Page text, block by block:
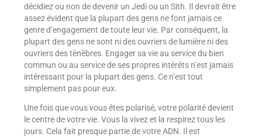
décidiez ou non de devenir un Jedi ou un Sith. Il devrait être
assez évident que la plupart des gens ne font jamais ce
genre d’engagement de toute leur vie. Par conséquent, la
plupart des gens ne sont ni des ouvriers de lumière ni des
ouvriers des ténèbres. Engager sa vie au service du bien
commun ou au service de ses propres intérêts n’est jamais
intéressant pour la plupart des gens. Ce n’est tout
simplement pas pour eux.
Une fois que vous vous êtes polarisé, votre polarité devient
le centre de votre vie. Vous la vivez et la respirez tous les
jours. Cela fait presque partie de votre ADN. Il est